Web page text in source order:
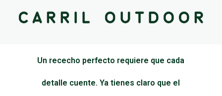
Un rececho perfecto requiere que cada
detalle cuente. Ya tienes claro que el